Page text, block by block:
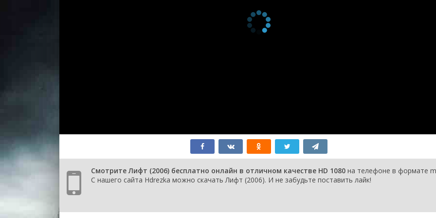
Смотрите Лифт (2006) бесплатно онлайн в отличном качестве HD 1080 на телефоне в формате
С нашего сайта Hdrezka можно скачать Лифт (2006). И не забудьте поставить лайк!